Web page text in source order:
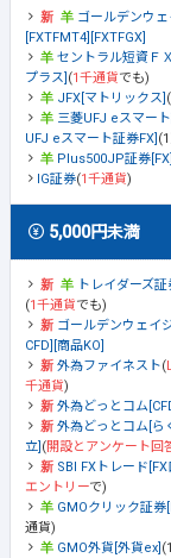
ゴールデンウ
[FXTFMT4][FXTFGX]
セントラル短資Ｆ
プラス] (1千通貨でも)
JFX[マトリックス]
三菱UFJ eスマー
UFJ eスマート証券FX]
Plus500JP証券[FX]
IG証券(1千通貨)
5,000円未満
トレイダーズ
(1千通貨でも)
ゴールデンウェイ
CFD][商品KO]
外為ファイネスト(
千通貨)
外為どっとコム
外為どっとコム[ら
立] (開設とアンケート回
SBI FXトレード[FX
エントリーで)
GMOクリック証券
通貨)
GMO外貨[外貨ex]